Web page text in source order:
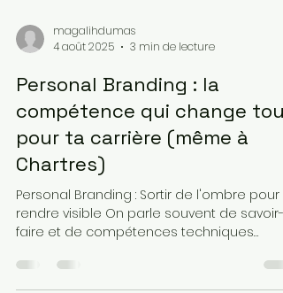
magalihdumas
4 août 2025
3 min de lecture
Personal Branding : la
compétence qui change tout
pour ta carrière (même à
Chartres)
rendre visible On parle souvent de savoir-
faire et de compétences techniques